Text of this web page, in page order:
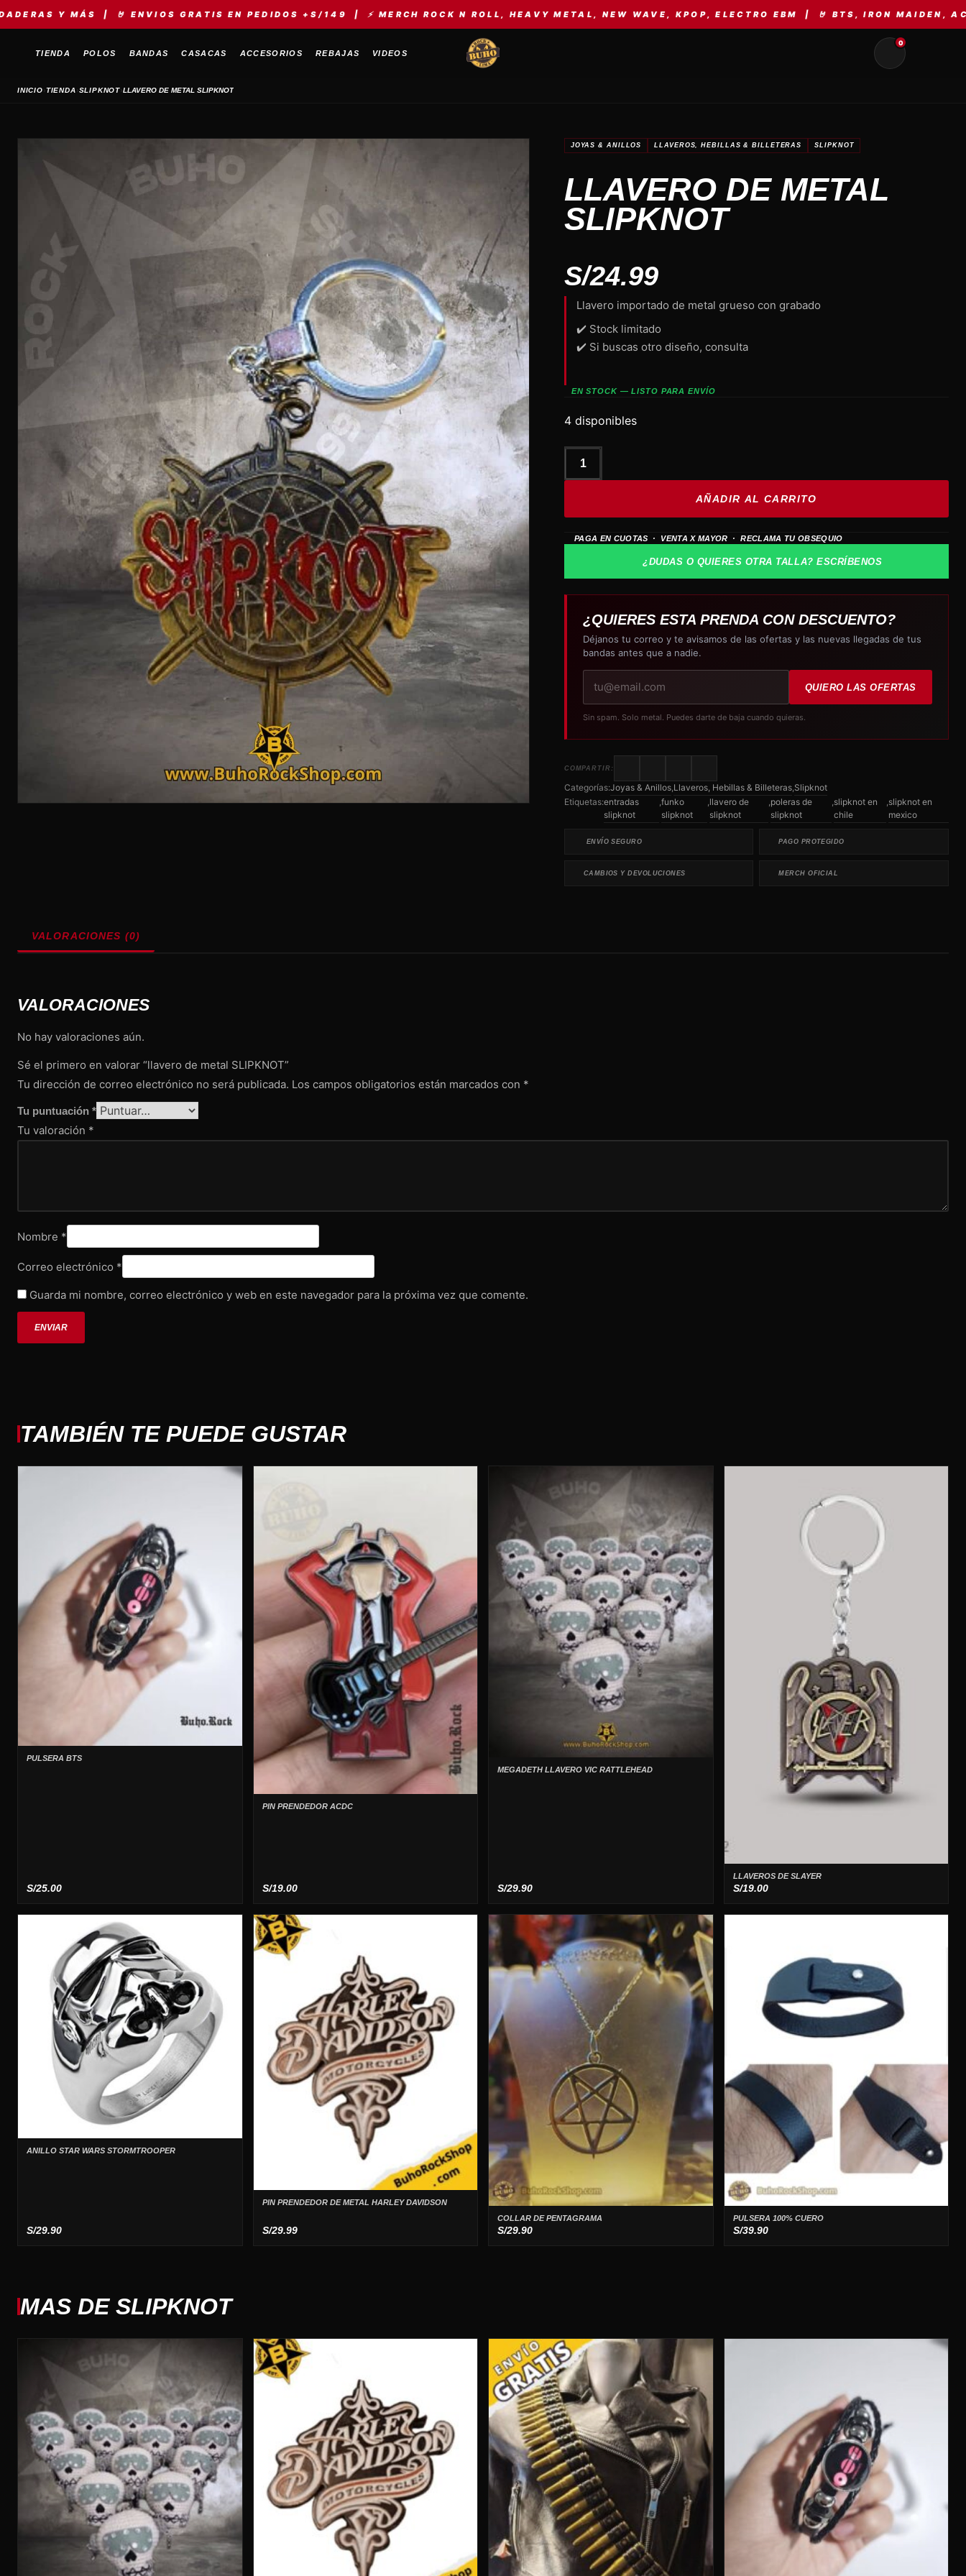
| 🤘 ENVIOS GRATIS EN PEDIDOS +S/149 | ⚡ MERCH ROCK N ROLL, HEAVY METAL, NEW WAVE, KPOP, ELECTRO EBM | 🤘 BTS, IRON MAIDEN, AC/DC,
TIENDA POLOS BANDAS CASACAS ACCESORIOS REBAJAS VIDEOS
0
INICIO›TIENDA›SLIPKNOT›LLAVERO DE METAL SLIPKNOT
JOYAS & ANILLOS LLAVEROS, HEBILLAS & BILLETERAS SLIPKNOT
LLAVERO DE METAL
SLIPKNOT
S/24.99
Llavero importado de metal grueso con grabado
✔️ Stock limitado
✔️ Si buscas otro diseño, consulta
EN STOCK — LISTO PARA ENVÍO
4 disponibles
llavero
cantidad
AÑADIR AL CARRITO
PAGA EN CUOTAS · VENTA X MAYOR · RECLAMA TU OBSEQUIO
¿DUDAS O QUIERES OTRA TALLA? ESCRÍBENOS
¿QUIERES ESTA PRENDA CON DESCUENTO?
Déjanos tu correo y te avisamos de las ofertas y las nuevas llegadas de tus
bandas antes que a nadie.
correo
electrónico
QUIERO LAS OFERTAS
Sin spam. Solo metal. Puedes darte de baja cuando quieras.
COMPARTIR:
Categorías:Joyas & Anillos,Llaveros, Hebillas & Billeteras,Slipknot
Etiquetas:entradas
slipknot
,funko
slipknot
,llavero de
slipknot
,poleras de
slipknot
,slipknot en
chile
,slipknot en
mexico
ENVÍO SEGURO PAGO PROTEGIDO
CAMBIOS Y DEVOLUCIONES MERCH OFICIAL
VALORACIONES (0)
VALORACIONES
No hay valoraciones aún.
Sé el primero en valorar “llavero de metal SLIPKNOT”
Tu dirección de correo electrónico no será publicada. Los campos obligatorios están marcados con *
Tu puntuación *
Tu valoración *
Nombre *
Correo electrónico *
Guarda mi nombre, correo electrónico y web en este navegador para la próxima vez que comente.
TAMBIÉN TE PUEDE GUSTAR
PULSERA BTS
S/25.00
PIN PRENDEDOR ACDC
S/19.00
MEGADETH LLAVERO VIC RATTLEHEAD
S/29.90
LLAVEROS DE SLAYER
S/19.00
ANILLO STAR WARS STORMTROOPER
S/29.90
PIN PRENDEDOR DE METAL HARLEY DAVIDSON
S/29.99
COLLAR DE PENTAGRAMA
S/29.90
PULSERA 100% CUERO
S/39.90
MAS DE SLIPKNOT